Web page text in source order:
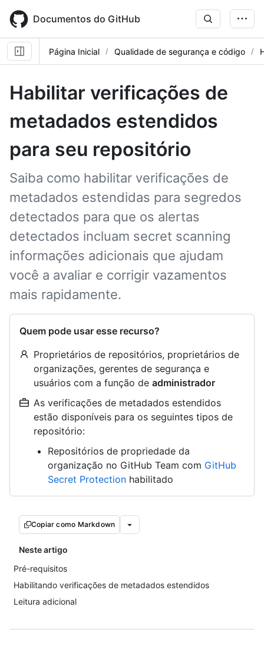
main
content
Documentos do GitHub
Página Inicial Qualidade de segurança e código
Habilitar verificações de
metadados estendidos
para seu repositório
Saiba como habilitar verificações de
metadados estendidas para segredos
detectados para que os alertas
detectados incluam secret scanning
informações adicionais que ajudam
você a avaliar e corrigir vazamentos
mais rapidamente.
Quem pode usar esse recurso?
Proprietários de repositórios, proprietários de
organizações, gerentes de segurança e
usuários com a função de administrador
As verificações de metadados estendidos
estão disponíveis para os seguintes tipos de
repositório:
Repositórios de propriedade da
organização no GitHub Team com GitHub
Secret Protection habilitado
Copiar como Markdown
Neste artigo
Pré-requisitos
Habilitando verificações de metadados estendidos
Leitura adicional